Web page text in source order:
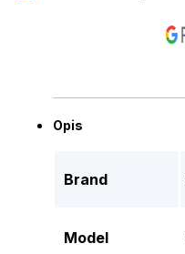
Opis
Brand
Model